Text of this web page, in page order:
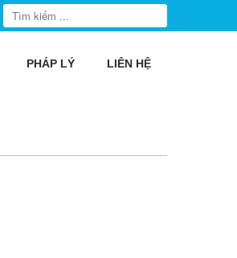
PHÁP LÝ LIÊN HỆ